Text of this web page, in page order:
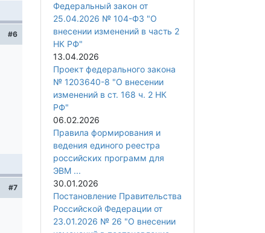
#6
#7
Федеральный закон от
25.04.2026 № 104-ФЗ "О
внесении изменений в часть 2
НК РФ"
13.04.2026
Проект федерального закона
№ 1203640-8 "О внесении
изменений в ст. 168 ч. 2 НК
РФ"
06.02.2026
Правила формирования и
ведения единого реестра
российских программ для
ЭВМ ...
30.01.2026
Постановление Правительства
Российской Федерации от
23.01.2026 № 26 "О внесении